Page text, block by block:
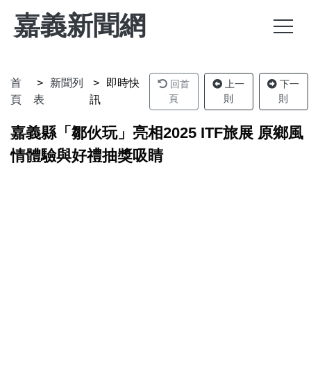
嘉義新聞網
首
頁
新聞列
表
即時快
訊
回首
頁
上一
則
下一
則
嘉義縣「鄒伙玩」亮相2025 ITF旅展 原鄉風
情體驗與好禮抽獎吸睛